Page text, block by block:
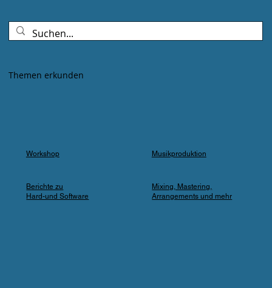
Farbspots in Türkis, Lila und Blau – die
„Erdbeere" versank für ein paar Minuten in
einfach nicht erwartet.
Themen erkunden
Workshop
Berichte zu
Hard-und Software
Musikproduktion
Mixing, Mastering,
Arrangements und mehr